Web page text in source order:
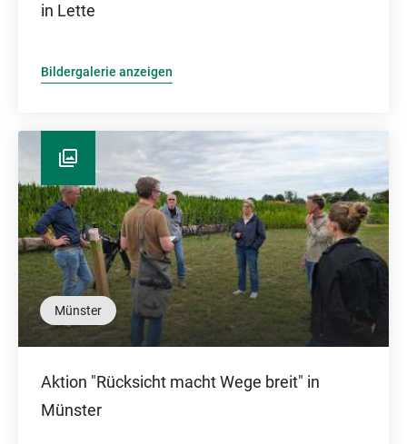
in Lette
Bildergalerie anzeigen
Münster
Aktion "Rücksicht macht Wege breit" in
Münster